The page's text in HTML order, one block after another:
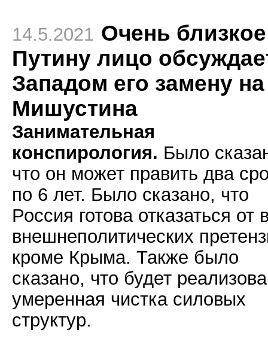
14.5.2021 Очень
Путину лицо
Западом его замену на
Мишустина
Занимательная
конспирология. Было
что он может править два
по 6 лет. Было сказано, что
Россия готова отказаться от
внешнеполитических
кроме Крыма. Также было
сказано, что будет
умеренная чистка силовых
структур.